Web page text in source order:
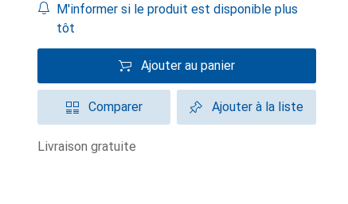
M'informer si le produit est disponible plus
tôt
Ajouter au panier
Comparer Ajouter à la liste
livraison gratuite